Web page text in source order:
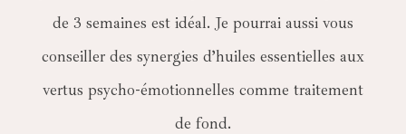
de 3 semaines est idéal. Je pourrai aussi vous
conseiller des synergies d’huiles essentielles aux
vertus psycho-émotionnelles comme traitement
de fond.